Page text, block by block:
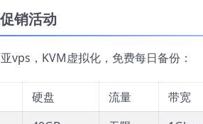
销活动
vps，KVM虚拟化，免费每日备份：
硬盘 流量 带宽